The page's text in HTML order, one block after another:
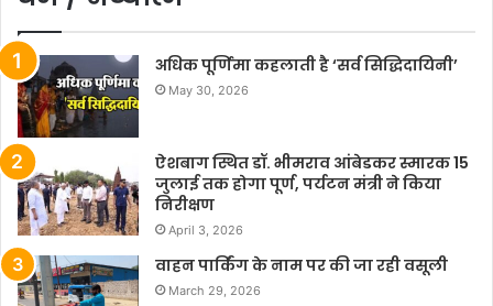
अधिक पूर्णिमा कहलाती है ‘सर्व सिद्धिदायिनी’
May 30, 2026
ऐशबाग स्थित डॉ. भीमराव आंबेडकर स्मारक 15
जुलाई तक होगा पूर्ण, पर्यटन मंत्री ने किया
निरीक्षण
April 3, 2026
वाहन पार्किंग के नाम पर की जा रही वसूली
March 29, 2026